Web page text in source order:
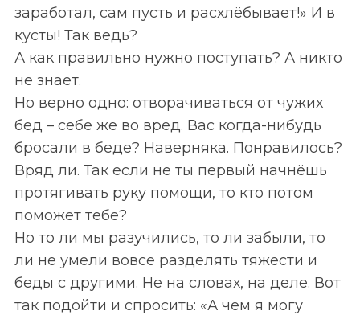
заработал, сам пусть и расхлёбывает!» И в
кусты! Так ведь?
А как правильно нужно поступать? А никто
не знает.
Но верно одно: отворачиваться от чужих
бед – себе же во вред. Вас когда-нибудь
бросали в беде? Наверняка. Понравилось?
Вряд ли. Так если не ты первый начнёшь
протягивать руку помощи, то кто потом
поможет тебе?
Но то ли мы разучились, то ли забыли, то
ли не умели вовсе разделять тяжести и
беды с другими. Не на словах, на деле. Вот
так подойти и спросить: «А чем я могу